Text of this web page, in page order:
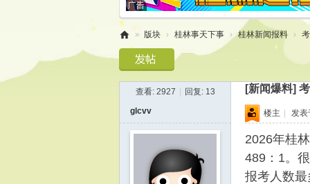
林
» 版块 › 桂林事天下事 › 桂林新闻报料 ›
查看: 2927 回复: 13 [新闻爆料]
glcvv 楼主 | 发
2026年桂
489：1。
报考人数